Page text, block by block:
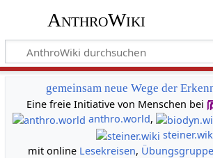
AnthroWiki
gemeinsam neue Wege der
Eine freie Initiative von Menschen bei
anthro.world,
mit online Lesekreisen,